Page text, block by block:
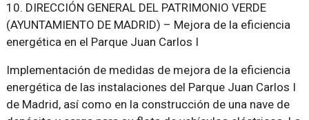
10. DIRECCIÓN GENERAL DEL PATRIMONIO VERDE
(AYUNTAMIENTO DE MADRID) – Mejora de la eficiencia
energética en el Parque Juan Carlos I
Implementación de medidas de mejora de la eficiencia
energética de las instalaciones del Parque Juan Carlos I
de Madrid, así como en la construcción de una nave de